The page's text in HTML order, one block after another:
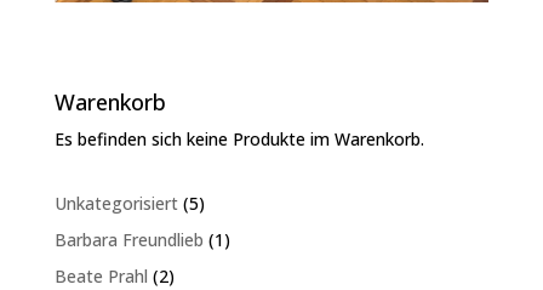
Warenkorb
Es befinden sich keine Produkte im Warenkorb.
Unkategorisiert 55
Produkte
Barbara Freundlieb 11
Beate Prahl 22